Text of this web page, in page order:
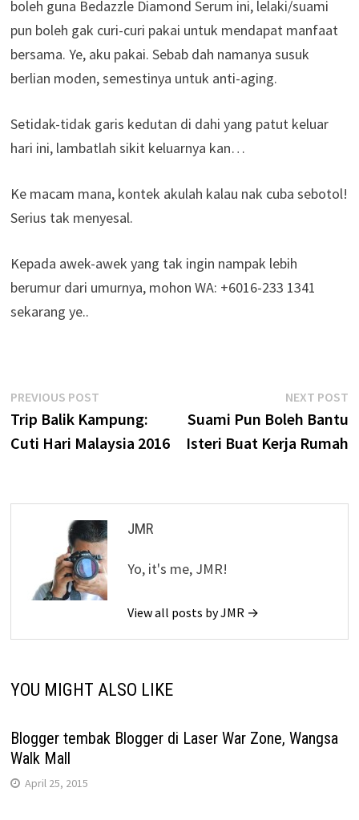
boleh guna Bedazzle Diamond Serum ini, lelaki/suami
pun boleh gak curi-curi pakai untuk mendapat manfaat
bersama. Ye, aku pakai. Sebab dah namanya susuk
berlian moden, semestinya untuk anti-aging.
Setidak-tidak garis kedutan di dahi yang patut keluar
hari ini, lambatlah sikit keluarnya kan…
Ke macam mana, kontek akulah kalau nak cuba sebotol!
Serius tak menyesal.
Kepada awek-awek yang tak ingin nampak lebih
berumur dari umurnya, mohon WA: +6016-233 1341
sekarang ye..
Post
navigation
PREVIOUS POSTPrevious
post:
Trip Balik Kampung:
Cuti Hari Malaysia 2016
NEXT POST
Suami Pun Boleh Bantu
Isteri Buat Kerja Rumah
JMR
Yo, it's me, JMR!
View all posts by JMR →
YOU MIGHT ALSO LIKE
Blogger tembak Blogger di Laser War Zone, Wangsa
Walk Mall
April 25, 2015